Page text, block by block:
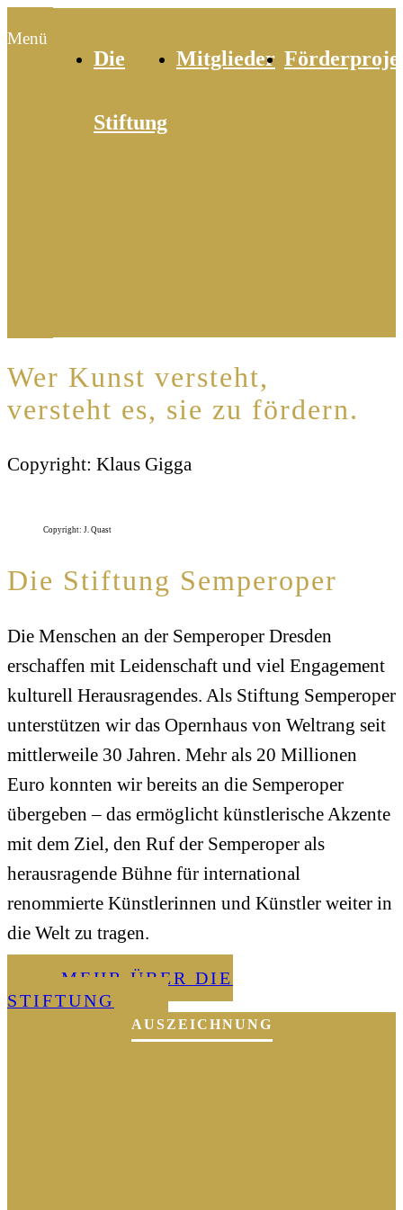
Menü
Die
Stiftung
Mitglieder
Wer Kunst versteht,
versteht es, sie zu fördern.
Copyright: Klaus Gigga
Copyright: J. Quast
Die Stiftung Semperoper
Die Menschen an der Semperoper Dresden
erschaffen mit Leidenschaft und viel Engagement
kulturell Herausragendes. Als Stiftung Semperoper
unterstützen wir das Opernhaus von Weltrang seit
mittlerweile 30 Jahren. Mehr als 20 Millionen
Euro konnten wir bereits an die Semperoper
übergeben – das ermöglicht künstlerische Akzente
mit dem Ziel, den Ruf der Semperoper als
herausragende Bühne für international
renommierte Künstlerinnen und Künstler weiter in
die Welt zu tragen.
MEHR ÜBER DIE
STIFTUNG
AUSZEICHNUNG